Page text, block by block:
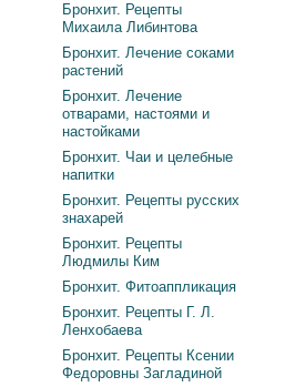
Бронхит. Рецепты
Михаила Либинтова
Бронхит. Лечение соками
растений
Бронхит. Лечение
отварами, настоями и
настойками
Бронхит. Чаи и целебные
напитки
Бронхит. Рецепты русских
знахарей
Бронхит. Рецепты
Людмилы Ким
Бронхит. Фитоаппликация
Бронхит. Рецепты Г. Л.
Ленхобаева
Бронхит. Рецепты Ксении
Федоровны Загладиной